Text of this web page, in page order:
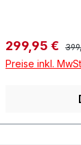
299,95 €
Preise inkl.